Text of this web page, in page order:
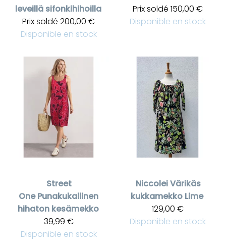
leveillä sifonkihihoilla
Prix soldé 200,00 €
Disponible en stock
Prix soldé 150,00 €
Disponible en stock
Street
One Punakukallinen
hihaton kesämekko
39,99 €
Disponible en stock
NiccoleiVärikäs
kukkamekko Lime
129,00 €
Disponible en stock